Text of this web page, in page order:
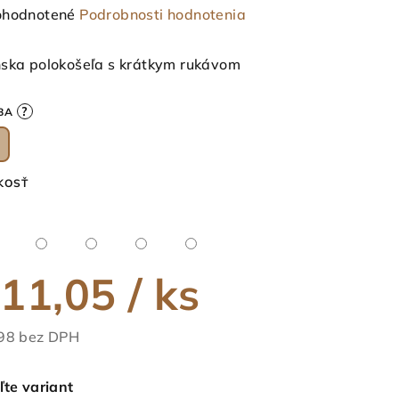
Podrobnosti hodnotenia
polokošeľa s krátkym rukávom
?
/ ks
bez DPH
variant